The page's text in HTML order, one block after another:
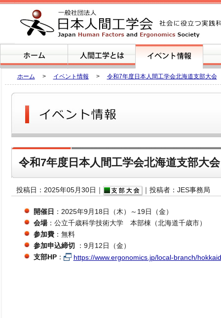
ホーム > イベント情報 > 令和7年度日本人間工学会北海道支部大会
令和7年度日本人間工学会北海道支部大会
投稿日：2025年05月30日｜ ｜投稿者：JES事務局
開催日 ：2025年9月18日（木）～19日（金）
会場：公立千歳科学技術大学 本部棟（北海道千歳市）
参加費：無料
参加申込締切
：9月12日（金）
支部HP： https://www.ergonomics.jp/local-branch/